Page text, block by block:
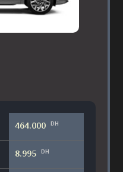
464.000 DH
8.995 DH